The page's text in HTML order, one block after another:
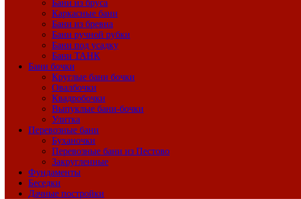
Бани из бруса
Каркасные бани
Бани из бревна
Бани ручной рубки
Бани под усадку
Бани ТАНК
Бани бочки
Круглые бани бочки
Овалбочки
Квадробочки
Выпуклые бани-бочки
Улитка
Перевозные бани
Буханочки
Перевозные бани из Пестово
Закругленные
Фундаменты
Беседки
Дачные постройки